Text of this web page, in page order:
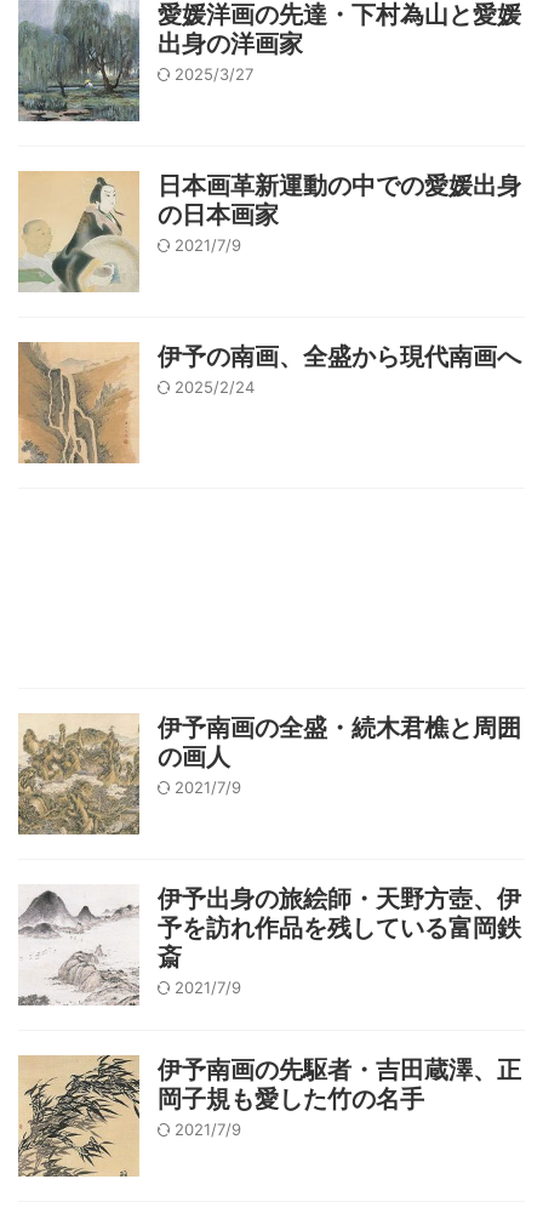
愛媛洋画の先達・下村為山と愛媛
出身の洋画家
2025/3/27
日本画革新運動の中での愛媛出身
の日本画家
2021/7/9
伊予の南画、全盛から現代南画へ
2025/2/24
伊予南画の全盛・続木君樵と周囲
の画人
2021/7/9
伊予出身の旅絵師・天野方壺、伊
予を訪れ作品を残している富岡鉄
斎
2021/7/9
伊予南画の先駆者・吉田蔵澤、正
岡子規も愛した竹の名手
2021/7/9